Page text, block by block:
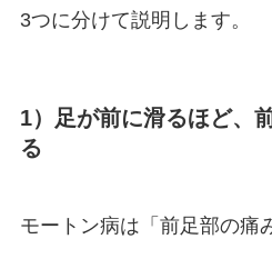
3つに分けて説明します。
1）足が前に滑るほど、
る
モートン病は「前足部の痛